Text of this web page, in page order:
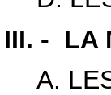
III. - LA
A.